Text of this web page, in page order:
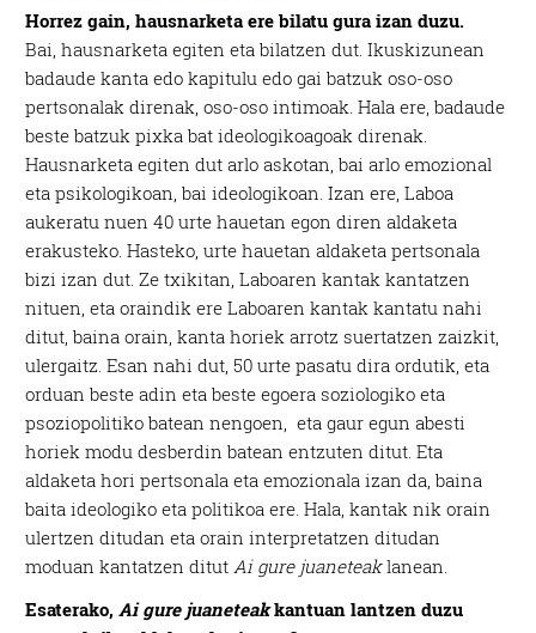
Horrez gain, hausnarketa ere bilatu gura izan duzu.
Bai, hausnarketa egiten eta bilatzen dut. Ikuskizunean
badaude kanta edo kapitulu edo gai batzuk oso-oso
pertsonalak direnak, oso-oso intimoak. Hala ere, badaude
beste batzuk pixka bat ideologikoagoak direnak.
Hausnarketa egiten dut arlo askotan, bai arlo emozional
eta psikologikoan, bai ideologikoan. Izan ere, Laboa
aukeratu nuen 40 urte hauetan egon diren aldaketa
erakusteko. Hasteko, urte hauetan aldaketa pertsonala
bizi izan dut. Ze txikitan, Laboaren kantak kantatzen
nituen, eta oraindik ere Laboaren kantak kantatu nahi
ditut, baina orain, kanta horiek arrotz suertatzen zaizkit,
ulergaitz. Esan nahi dut, 50 urte pasatu dira ordutik, eta
orduan beste adin eta beste egoera soziologiko eta
psoziopolitiko batean nengoen, eta gaur egun abesti
horiek modu desberdin batean entzuten ditut. Eta
aldaketa hori pertsonala eta emozionala izan da, baina
baita ideologiko eta politikoa ere. Hala, kantak nik orain
ulertzen ditudan eta orain interpretatzen ditudan
moduan kantatzen ditutAi gure juaneteaklanean.
Esaterako,Ai gure juaneteakkantuan lantzen duzu